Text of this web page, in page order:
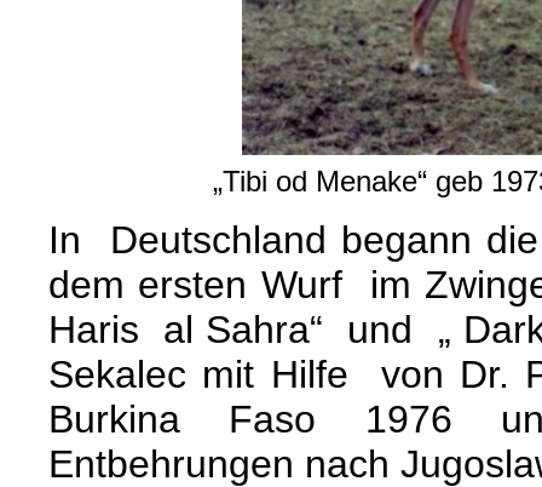
„Tibi od Menake“ geb
In Deutschland begann
dem ersten Wurf im
Haris al Sahra“ und „
Sekalec mit Hilfe von Dr.
Burkina Faso 1976
Entbehrungen nach